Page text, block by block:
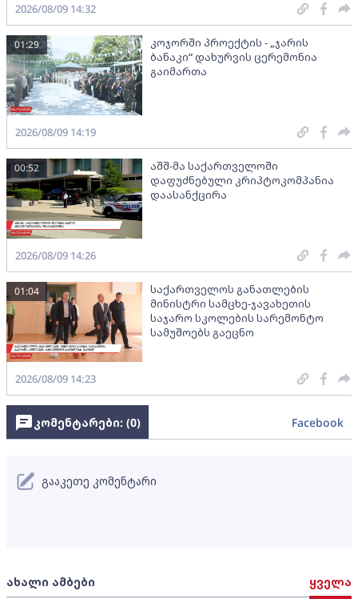
2026/08/09 14:32
კოჯორში პროექტის - „ჯარის
ბანაკი“ დახურვის ცერემონია
გაიმართა
01:29
2026/08/09 14:19
აშშ-მა საქართველოში
დაფუძნებული კრიპტოკომპანია
დაასანქცირა
00:52
2026/08/09 14:26
საქართველოს განათლების
მინისტრი სამცხე-ჯავახეთის
საჯარო სკოლების სარემონტო
სამუშოებს გაეცნო
01:04
2026/08/09 14:23
ახალი ამბები ყველა
კომენტარები: (0) Facebook
გააკეთე კომენტარი